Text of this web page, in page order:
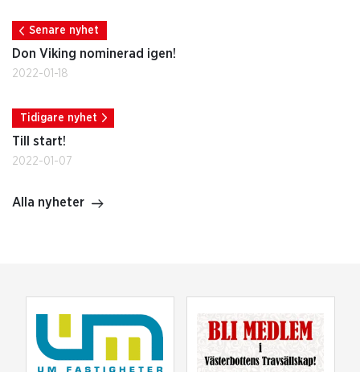
Senare nyhet
Don Viking nominerad igen!
2022-01-18
Tidigare nyhet
Till start!
2022-01-07
Alla nyheter